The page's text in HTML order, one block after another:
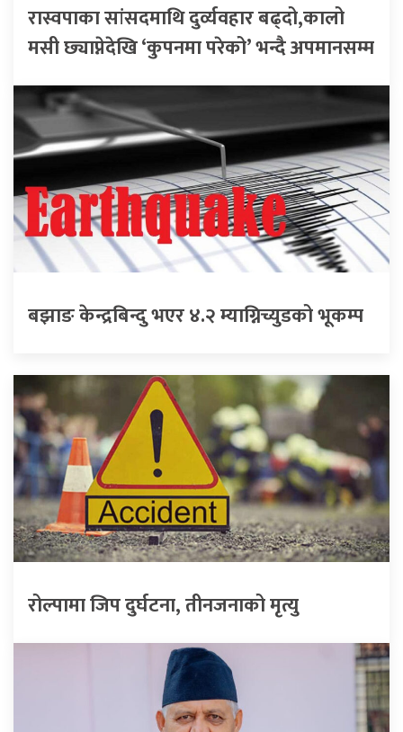
रास्वपाका सांसदमाथि दुर्व्यवहार बढ्दो,कालो
मसी छ्याप्नेदेखि ‘कुपनमा परेको’ भन्दै अपमानसम्म
बझाङ केन्द्रबिन्दु भएर ४.२ म्याग्निच्युडको भूकम्प
रोल्पामा जिप दुर्घटना, तीनजनाको मृत्यु